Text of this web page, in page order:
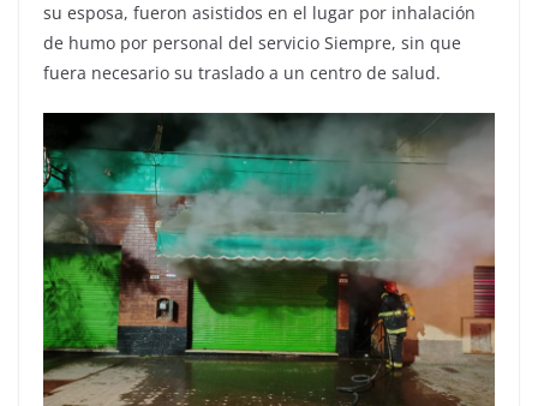
su esposa, fueron asistidos en el lugar por inhalación
de humo por personal del servicio Siempre, sin que
fuera necesario su traslado a un centro de salud.